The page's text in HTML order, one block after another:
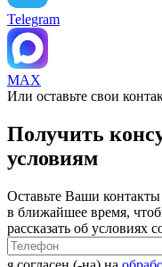
Telegram
MAX
Или оставьте свои
Получить
условиям
Оставьте Ваши
в ближайшее время,
рассказать об условиях